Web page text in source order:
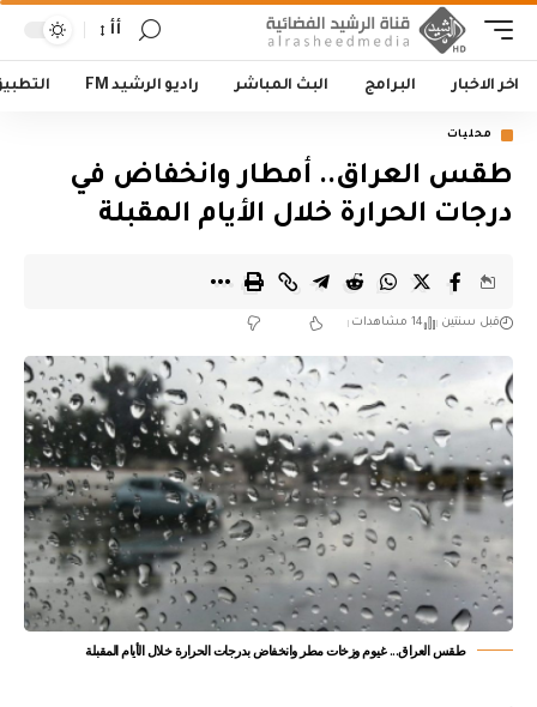
أأ
اخر الاخبار البرامج البث المباشر راديو الرشيد FM
محليات
طقس العراق.. أمطار وانخفاض في
درجات الحرارة خلال الأيام المقبلة
قبل سنتين 14 مشاهدات
طقس العراق... غيوم وزخات مطر وانخفاض بدرجات الحرارة خلال الأيام المقبلة